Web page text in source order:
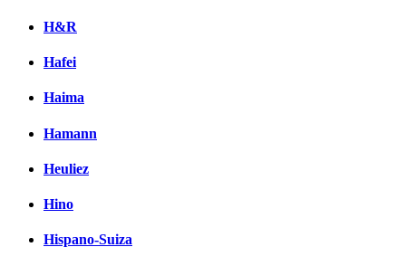
H&R
Hafei
Haima
Hamann
Heuliez
Hino
Hispano-Suiza